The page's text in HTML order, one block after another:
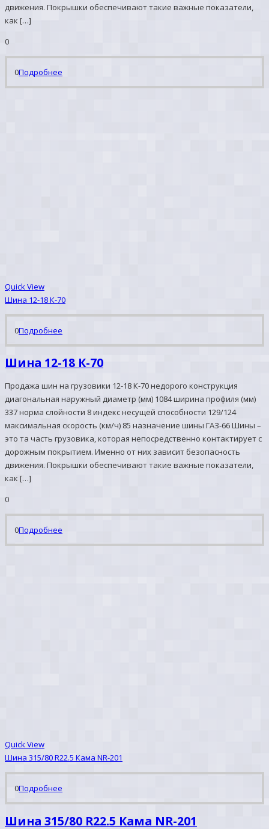
движения. Покрышки обеспечивают такие важные показатели,
как […]
0
0Подробнее
Quick View
Шина 12-18 К-70
0Подробнее
Шина 12-18 К-70
Продажа шин на грузовики 12-18 К-70 недорого конструкция
диагональная наружный диаметр (мм) 1084 ширина профиля (мм)
337 норма слойности 8 индекс несущей способности 129/124
максимальная скорость (км/ч) 85 назначение шины ГАЗ-66 Шины –
это та часть грузовика, которая непосредственно контактирует с
дорожным покрытием. Именно от них зависит безопасность
движения. Покрышки обеспечивают такие важные показатели,
как […]
0
0Подробнее
Quick View
Шина 315/80 R22.5 Кама NR-201
0Подробнее
Шина 315/80 R22.5 Кама NR-201